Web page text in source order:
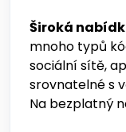
Široká
mnoho typů
sociální sítě,
srovnatelné s
Na bezplatný